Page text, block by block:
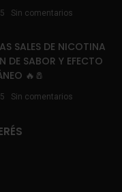
Sin comentarios
SALES DE NICOTINA
DE SABOR Y EFECTO
🔥🧂
Sin comentarios